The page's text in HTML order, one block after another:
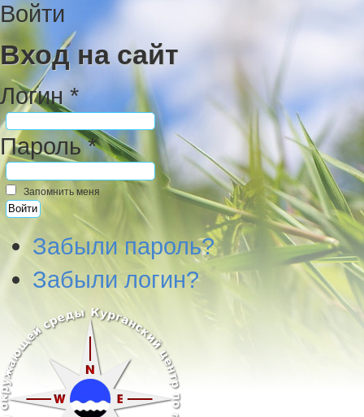
Войти
Вход на сайт
Логин *
Пароль *
Запомнить меня
Забыли пароль?
Забыли логин?